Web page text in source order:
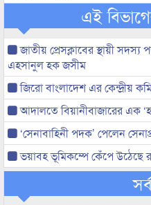
এই
জাতীয় প্রেসক্লাবের স্থায়ী
এহসানুল হক জসীম
জিরো বাংলাদেশ এর কেন্দ্রীয়
আদালতে বিয়ানীবাজারের এক
‘সেনাবাহিনী পদক’ পেলেন
ভয়াবহ ভূমিকম্পে কেঁপে উঠেছে